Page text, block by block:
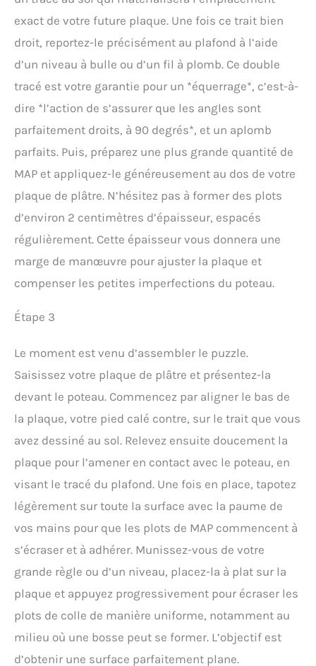
exact de votre future plaque. Une fois ce trait bien
droit, reportez-le précisément au plafond à l’aide
d’un niveau à bulle ou d’un fil à plomb. Ce double
tracé est votre garantie pour un *équerrage*, c’est-à-
dire *l’action de s’assurer que les angles sont
parfaitement droits, à 90 degrés*, et un aplomb
parfaits. Puis, préparez une plus grande quantité de
MAP et appliquez-le généreusement au dos de votre
plaque de plâtre. N’hésitez pas à former des plots
d’environ 2 centimètres d’épaisseur, espacés
régulièrement. Cette épaisseur vous donnera une
marge de manœuvre pour ajuster la plaque et
compenser les petites imperfections du poteau.
Étape 3
Le moment est venu d’assembler le puzzle.
Saisissez votre plaque de plâtre et présentez-la
devant le poteau. Commencez par aligner le bas de
la plaque, votre pied calé contre, sur le trait que vous
avez dessiné au sol. Relevez ensuite doucement la
plaque pour l’amener en contact avec le poteau, en
visant le tracé du plafond. Une fois en place, tapotez
légèrement sur toute la surface avec la paume de
vos mains pour que les plots de MAP commencent à
s’écraser et à adhérer. Munissez-vous de votre
grande règle ou d’un niveau, placez-la à plat sur la
plaque et appuyez progressivement pour écraser les
plots de colle de manière uniforme, notamment au
milieu où une bosse peut se former. L’objectif est
d’obtenir une surface parfaitement plane.